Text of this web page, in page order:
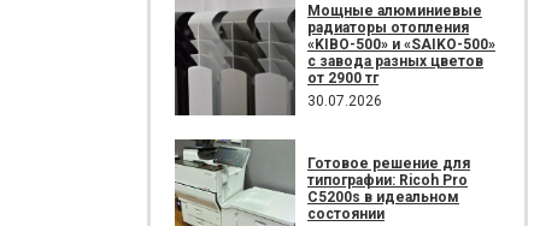
Мощные алюминиевые
радиаторы отопления
«KIBO-500» и «SAIKO-500»
с завода разных цветов
от 2900 тг
30.07.2026
Готовое решение для
типографии: Ricoh Pro
C5200s в идеальном
состоянии